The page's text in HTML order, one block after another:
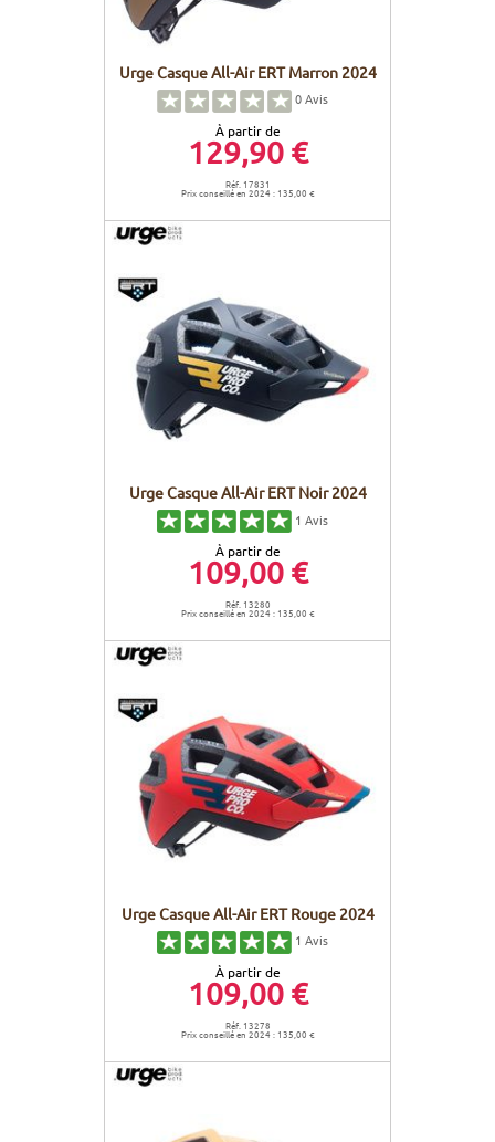
Urge Casque All-Air ERT Marron 2024
0Avis
À partir de
129,90 €
Réf. 17831
Prix conseillé en 2024 : 135,00 €
Urge Casque All-Air ERT Noir 2024
1 Avis
À partir de
109,00 €
Réf. 13280
Prix conseillé en 2024 : 135,00 €
Urge Casque All-Air ERT Rouge 2024
1 Avis
À partir de
109,00 €
Réf. 13278
Prix conseillé en 2024 : 135,00 €